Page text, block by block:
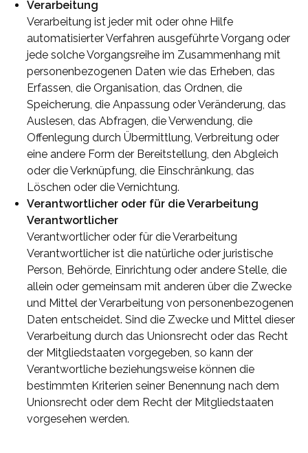
Verarbeitung
Verarbeitung ist jeder mit oder ohne Hilfe
automatisierter Verfahren ausgeführte Vorgang oder
jede solche Vorgangsreihe im Zusammenhang mit
personenbezogenen Daten wie das Erheben, das
Erfassen, die Organisation, das Ordnen, die
Speicherung, die Anpassung oder Veränderung, das
Auslesen, das Abfragen, die Verwendung, die
Offenlegung durch Übermittlung, Verbreitung oder
eine andere Form der Bereitstellung, den Abgleich
oder die Verknüpfung, die Einschränkung, das
Löschen oder die Vernichtung.
Verantwortlicher oder für die Verarbeitung
Verantwortlicher
Verantwortlicher oder für die Verarbeitung
Verantwortlicher ist die natürliche oder juristische
Person, Behörde, Einrichtung oder andere Stelle, die
allein oder gemeinsam mit anderen über die Zwecke
und Mittel der Verarbeitung von personenbezogenen
Daten entscheidet. Sind die Zwecke und Mittel dieser
Verarbeitung durch das Unionsrecht oder das Recht
der Mitgliedstaaten vorgegeben, so kann der
Verantwortliche beziehungsweise können die
bestimmten Kriterien seiner Benennung nach dem
Unionsrecht oder dem Recht der Mitgliedstaaten
vorgesehen werden.